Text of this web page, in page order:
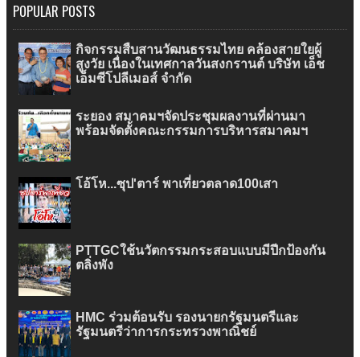
POPULAR POSTS
กิจกรรมสืบสานวัฒนธรรมไทย คล้องสายใยผู้
สูงวัย เนื่องในเทศกาลวันสงกรานต์ บริษัท เอ็ช
เอ็มซีโปลีเมอส์ จำกัด
ระยอง สมาคมฯจัดประชุมผลงานที่ผ่านมา
พร้อมจัดตั้งคณะกรรมการบริหารสมาคมฯ
โอ้โห...ซุป'ตาร์ พาเที่ยวตลาด100เสา
PTTGCใช้นวัตกรรมกระสอบแบบมีปีกป้องกัน
ตลิ่งพัง
HMC ร่วมต้อนรับ รองนายกรัฐมนตรีและ
รัฐมนตรีว่าการกระทรวงพาณิชย์